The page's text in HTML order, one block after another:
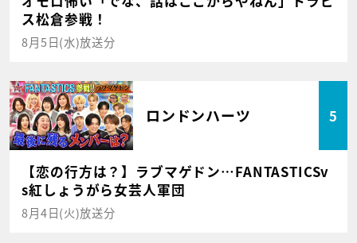
ス松倉参戦！
8月5日(水)放送分
ロンドンハーツ 5
【恋の行方は？】ラブマゲドン…FANTASTICSv
s紅しょうがら女芸人軍団
8月4日(火)放送分